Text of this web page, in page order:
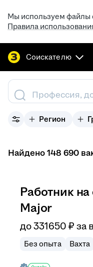
Мы используем файлы
Правила
Соискателю
Профессия,
Регион
Найдено 148 690
Работник
Major
до331 650 ₽ за
Без опыта Вахта